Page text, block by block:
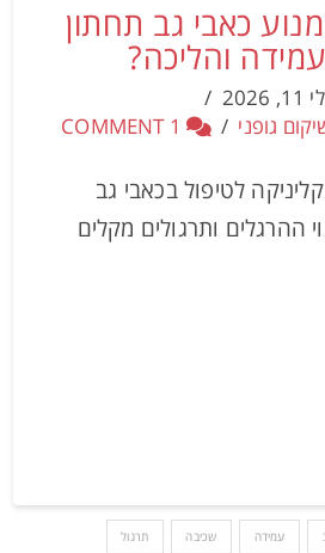
כאבי גב תחתון
והליכה?
גופני
1 COMMENT
לטיפול בכאבי גב
ההרגלים ותרגולים מקלים
עמידה שכיבה תרגול